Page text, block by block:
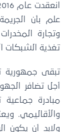
علم بأن
وتجارة
تغذية الشبكات
تبقى جمهورية
أجل تضافر
مبادرة جماعية
والأقاليمي.
ولابد أن يكون